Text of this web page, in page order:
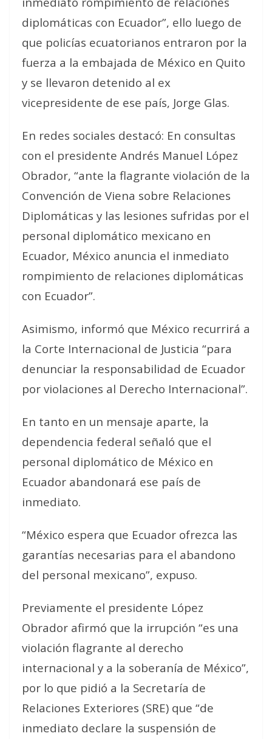
diplomáticas con Ecuador”, ello luego de
que policías ecuatorianos entraron por la
fuerza a la embajada de México en Quito
y se llevaron detenido al ex
vicepresidente de ese país, Jorge Glas.
En redes sociales destacó: En consultas
con el presidente Andrés Manuel López
Obrador, “ante la flagrante violación de la
Convención de Viena sobre Relaciones
Diplomáticas y las lesiones sufridas por el
personal diplomático mexicano en
Ecuador, México anuncia el inmediato
rompimiento de relaciones diplomáticas
con Ecuador”.
Asimismo, informó que México recurrirá a
la Corte Internacional de Justicia “para
denunciar la responsabilidad de Ecuador
por violaciones al Derecho Internacional”.
En tanto en un mensaje aparte, la
dependencia federal señaló que el
personal diplomático de México en
Ecuador abandonará ese país de
inmediato.
“México espera que Ecuador ofrezca las
garantías necesarias para el abandono
del personal mexicano”, expuso.
Previamente el presidente López
Obrador afirmó que la irrupción “es una
violación flagrante al derecho
internacional y a la soberanía de México”,
por lo que pidió a la Secretaría de
Relaciones Exteriores (SRE) que “de
inmediato declare la suspensión de